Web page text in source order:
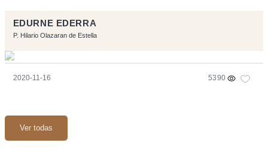
EDURNE EDERRA
P. Hilario Olazaran de Estella
2020-11-16 5390
Ver todas